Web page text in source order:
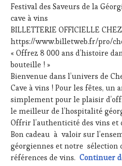
RADIO,
TV,
WEB
OENOTOURISME,
PARTENAIRES
VIN
TOURISME ,
PRODUCTEURS
TERROIR
RESTAURATEUR,
CHEF,
CUISINIER,
ŒNOLOGUE,
SOMMELIER,
SALONS
INTERNATIONAUX,
SPOT
2025
Festival des Saveurs de la
cave à vins
BILLETTERIE OFFICIELLE
https://www.billetweb.fr/pro/
« Offrez 8 000 ans d’histoire
bouteille ! »
Bienvenue dans l’univers de
Cave à vins ! Pour les fêtes, un
simplement pour le plaisir
le meilleur de l’hospitalité
Offrir l’authenticité des vins et
Bon cadeau à valoir sur
géorgiennes et notre sélection
références de vins.Continuer